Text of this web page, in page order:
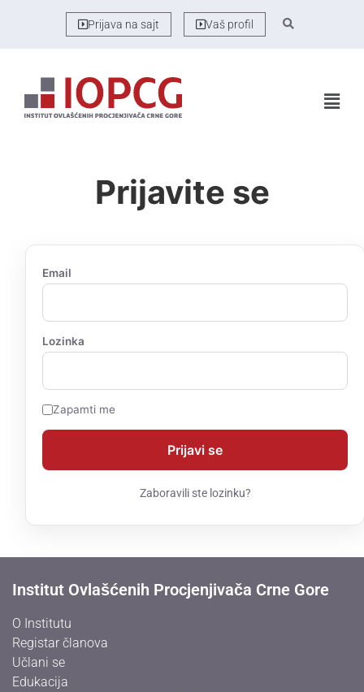
Prijava na sajt Vaš profil
Prijavite se
Email
Lozinka
Zapamti me
Zaboravili ste lozinku?
Institut Ovlašćenih Procjenjivača Crne Gore
O Institutu
Registar članova
Učlani se
Edukacija